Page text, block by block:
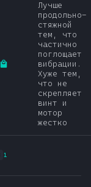
Лучше
продольно-
стяжной
тем, что
частично
поглощает
вибрации.
Хуже тем,
что не
скрепляет
винт и
мотор
жестко
1